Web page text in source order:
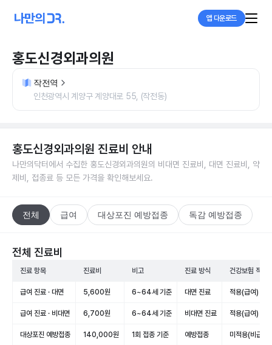
앱 다운로드
홍도신경외과의원
작전역
인천광역시 계양구 계양대로 55, (작전동)
홍도신경외과의원 진료비 안내
나만의닥터에서 수집한 홍도신경외과의원의 비대면 진료비, 대면 진료비, 약
제비, 접종료 등 모든 가격을 확인해보세요.
전체 급여 대상포진 예방접종 독감 예방접종
전체 진료비
진료 항목 진료비 비고 진료 방식 건강보험 적용
급여 진료 · 대면 5,600원 6~64세 기준 대면 진료 적용(급여)
급여 진료 · 비대면 6,700원 6~64세 기준 비대면 진료 적용(급여)
대상포진 예방접종 140,000원 1회 접종 기준 예방접종 미적용(비급여)